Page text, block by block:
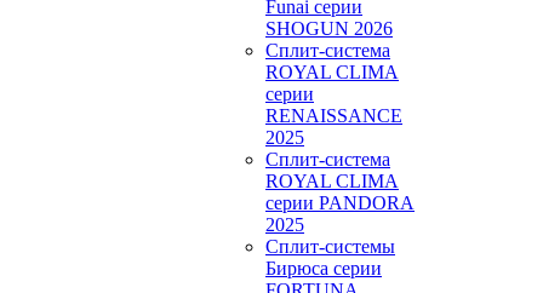
Funai серии
SHOGUN 2026
Сплит-система
ROYAL CLIMA
серии
RENAISSANCE
2025
Сплит-система
ROYAL CLIMA
серии PANDORA
2025
Сплит-системы
Бирюса серии